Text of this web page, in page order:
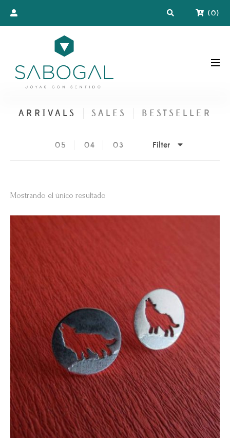
(0)
ARRIVALS SALES BESTSELLER
05 04 03 Filter
Mostrando el único resultado